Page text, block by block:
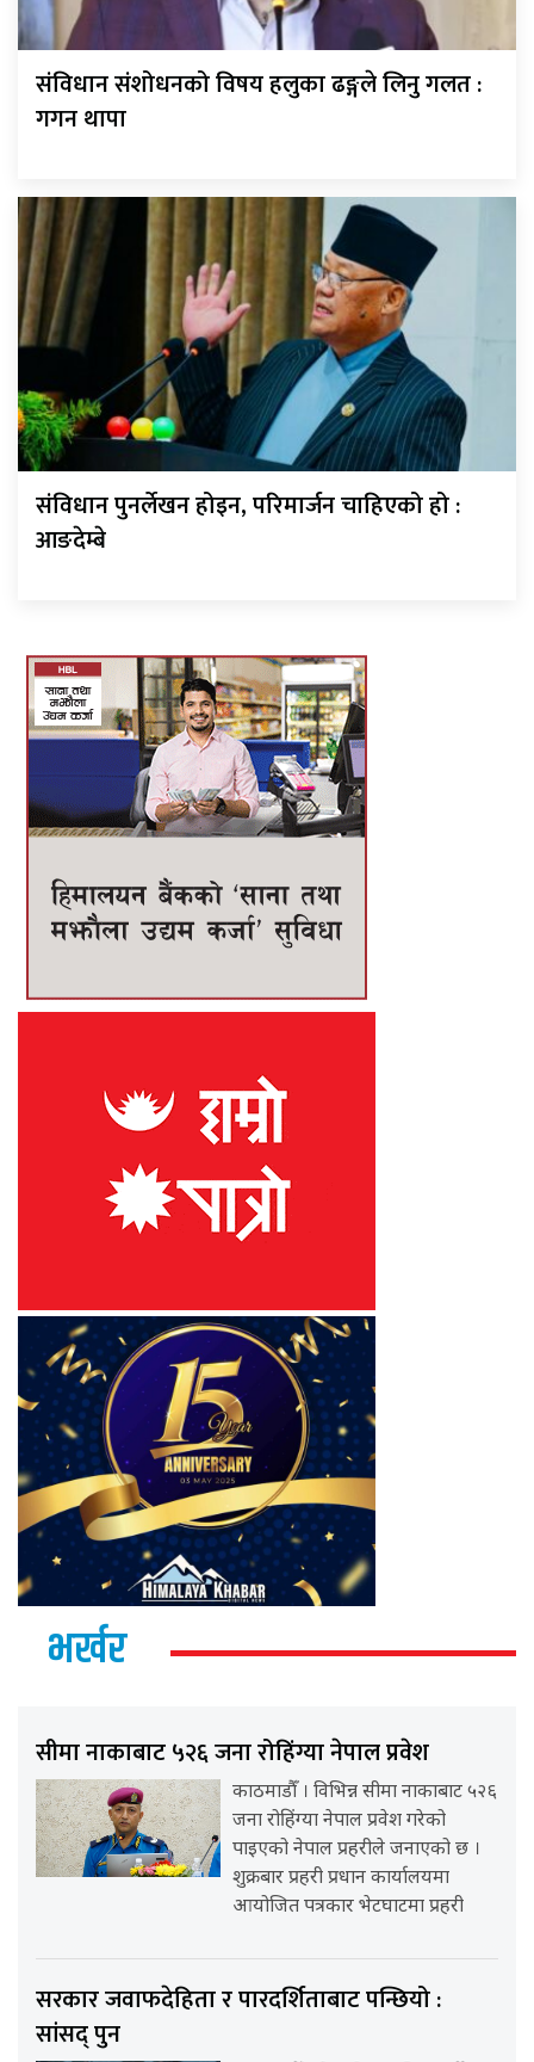
संविधान संशोधनको विषय हलुका ढङ्गले लिनु गलत :
गगन थापा
संविधान पुनर्लेखन होइन, परिमार्जन चाहिएको हो :
आङदेम्बे
भर्खर
सीमा नाकाबाट ५२६ जना रोहिंग्या नेपाल प्रवेश
काठमाडौँ । विभिन्न सीमा नाकाबाट ५२६
जना रोहिंग्या नेपाल प्रवेश गरेको
पाइएको नेपाल प्रहरीले जनाएको छ ।
शुक्रबार प्रहरी प्रधान कार्यालयमा
आयोजित पत्रकार भेटघाटमा प्रहरी
सरकार जवाफदेहिता र पारदर्शिताबाट पन्छियो :
सांसद् पुन